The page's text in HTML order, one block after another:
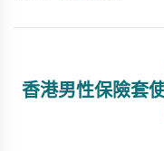
香港男性保險套